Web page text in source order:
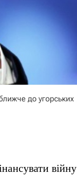
до угорських
війну